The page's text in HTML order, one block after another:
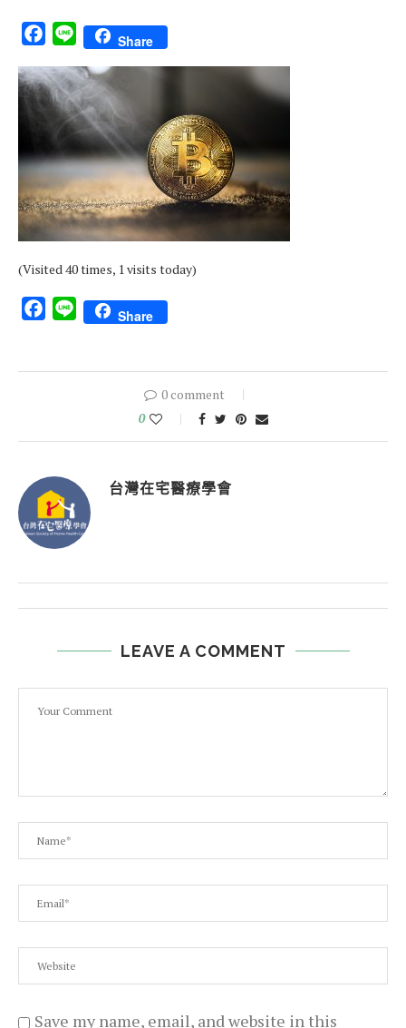
Facebook
Line Share
(Visited 40 times, 1 visits today)
Facebook
Line Share
0 comment
0
台灣在宅醫療學會
LEAVE A COMMENT
Save my name, email, and website in this